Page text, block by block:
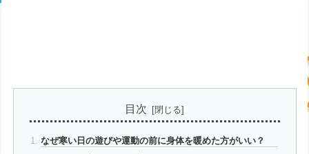
目次
なぜ寒い日の遊びや運動の前に身体を暖めた方がいい？